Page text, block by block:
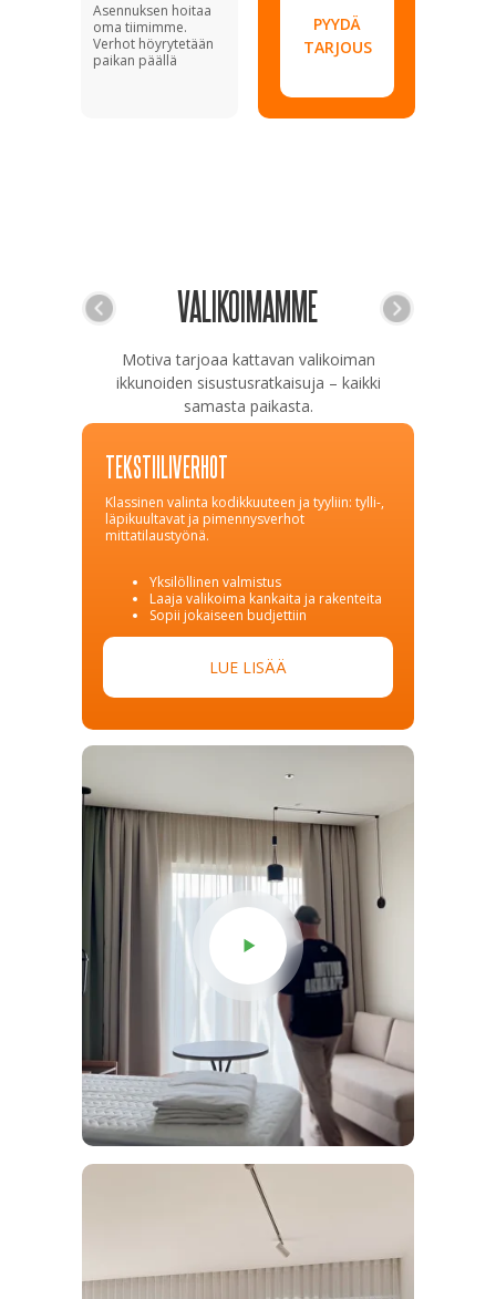
Asennuksen hoitaa
oma tiimimme.
Verhot höyrytetään
paikan päällä
PYYDÄ
TARJOUS
TEKSTIILIVERHOT
Klassinen valinta kodikkuuteen ja tyyliin: tylli-,
läpikuultavat ja pimennysverhot
mittatilaustyönä.
Yksilöllinen valmistus
Laaja valikoima kankaita ja rakenteita
Sopii jokaiseen budjettiin
LUE LISÄÄ
Motiva tarjoaa kattavan valikoiman
ikkunoiden sisustusratkaisuja – kaikki
samasta paikasta.
VALIKOIMAMME